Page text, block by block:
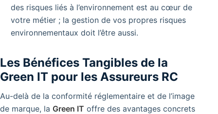
des risques liés à l’environnement est au cœur de
votre métier ; la gestion de vos propres risques
environnementaux doit l’être aussi.
Les Bénéfices Tangibles de la
Green IT pour les Assureurs RC
Au-delà de la conformité réglementaire et de l’image
de marque, la Green IT offre des avantages concrets